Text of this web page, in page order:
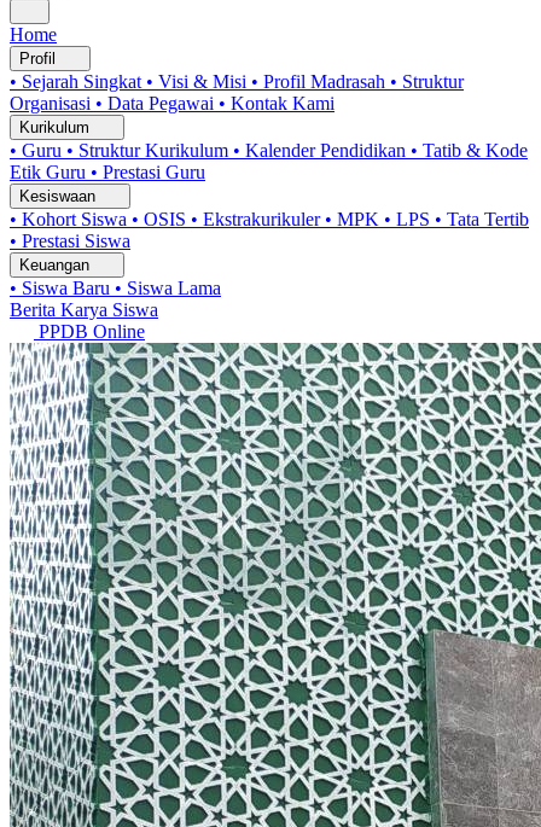
Home
Profil
• Sejarah Singkat • Visi & Misi • Profil Madrasah • Struktur
Organisasi • Data Pegawai • Kontak Kami
Kurikulum
• Guru • Struktur Kurikulum • Kalender Pendidikan • Tatib & Kode
Etik Guru • Prestasi Guru
Kesiswaan
• Kohort Siswa • OSIS • Ekstrakurikuler • MPK • LPS • Tata Tertib
• Prestasi Siswa
Keuangan
• Siswa Baru • Siswa Lama
Berita Karya Siswa
PPDB Online